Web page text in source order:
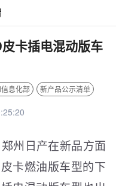
卡插电混动版车
息化部 新产品公示清单
州日产在新品方面
卡燃油版车型的下